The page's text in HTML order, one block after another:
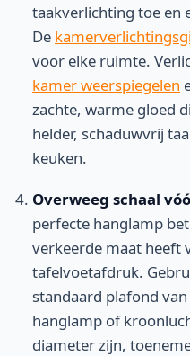
taakverlichting toe en
De
voor elke ruimte.
kamer weerspiegelen
zachte, warme gloed
helder, schaduwvrij
keuken.
Overweeg schaal
perfecte hanglamp
verkeerde maat heeft
tafelvoetafdruk.
standaard plafond
hanglamp of
diameter zijn,